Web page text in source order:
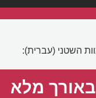
השטני (עברית):
מלא